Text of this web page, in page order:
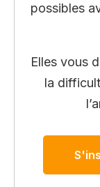
possibles
Elles vous
la